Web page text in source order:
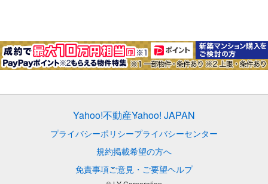
Yahoo!不動産Yahoo! JAPAN
プライバシーポリシープライバシーセンター
規約掲載希望の方へ
免責事項ご意見・ご要望ヘルプ